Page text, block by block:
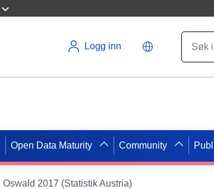
Logg inn
Open Data Maturity Community
2017 (Statistik Austria)